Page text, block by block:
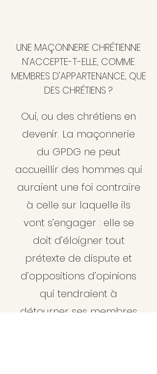
UNE MAÇONNERIE CHRÉTIENNE
N’ACCEPTE-T-ELLE, COMME
MEMBRES D’APPARTENANCE, QUE
DES CHRÉTIENS ?
Oui, ou des chrétiens en
devenir. La maçonnerie
du GPDG ne peut
accueillir des hommes qui
auraient une foi contraire
à celle sur laquelle ils
vont s’engager : elle se
doit d’éloigner tout
prétexte de dispute et
d’oppositions d’opinions
qui tendraient à
détourner ses membres